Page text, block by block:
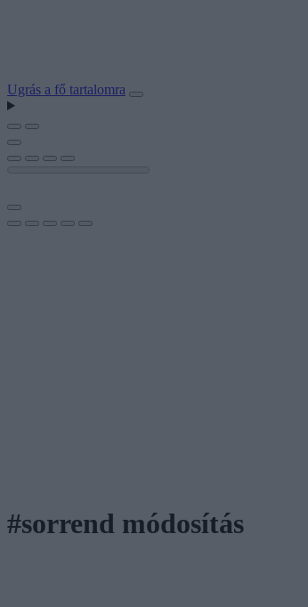
Ugrás a fő tartalomra
#sorrend módosítás